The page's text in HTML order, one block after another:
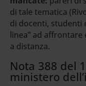
di tale tematica
di docenti, studenti
linea” ad
a distanza.
Nota 388 del
ministero